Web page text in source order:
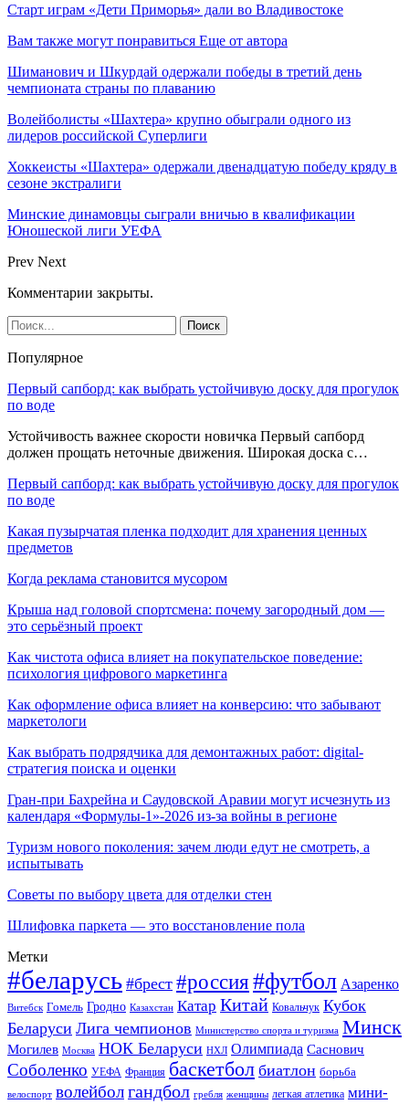
Старт играм «Дети Приморья» дали во Владивостоке
Вам также могут понравиться Еще от автора
Шиманович и Шкурдай одержали победы в третий день
чемпионата страны по плаванию
Волейболисты «Шахтера» крупно обыграли одного из
лидеров российской Суперлиги
Хоккеисты «Шахтера» одержали двенадцатую победу кряду в
сезоне экстралиги
Минские динамовцы сыграли вничью в квалификации
Юношеской лиги УЕФА
Prev Next
Комментарии закрыты.
Популярное
Первый сапборд: как выбрать устойчивую доску для прогулок
по воде
Устойчивость важнее скорости новичка Первый сапборд
должен прощать неточные движения. Широкая доска с…
Первый сапборд: как выбрать устойчивую доску для прогулок
по воде
Какая пузырчатая пленка подходит для хранения ценных
предметов
Когда реклама становится мусором
Крыша над головой спортсмена: почему загородный дом —
это серьёзный проект
Как чистота офиса влияет на покупательское поведение:
психология цифрового маркетинга
Как оформление офиса влияет на конверсию: что забывают
маркетологи
Как выбрать подрядчика для демонтажных работ: digital-
стратегия поиска и оценки
Гран-при Бахрейна и Саудовской Аравии могут исчезнуть из
календаря «Формулы-1»-2026 из-за войны в регионе
Туризм нового поколения: зачем люди едут не смотреть, а
испытывать
Советы по выбору цвета для отделки стен
Шлифовка паркета — это восстановление пола
Метки
#беларусь #брест #россия#футбол Азаренко
Витебск Гомель Гродно Казахстан Катар Китай Ковальчук Кубок
Беларуси Лига чемпионов Министерство спорта и туризма Минск
Могилев Москва НОК Беларуси НХЛ Олимпиада Саснович
Соболенко УЕФА Франция баскетбол биатлон борьба
велоспорт волейболгандбол гребля женщины легкая атлетика мини-